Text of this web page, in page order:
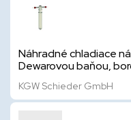
Náhradné chladiace
Dewarovou baňou,
KGW Schieder GmbH